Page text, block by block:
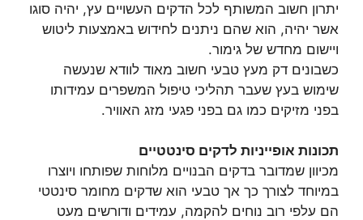
יתרון חשוב המשותף לכל הדקים העשויים עץ, יהיה סוגו
אשר יהיה, הוא שהם ניתנים לחידוש באמצעות ליטוש
ויישום מחדש של גימור.
כשבונים דק מעץ טבעי חשוב מאוד לוודא שנעשה
שימוש בעץ שעבר תהליכי טיפול המשפרים עמידותו
בפני מזיקים כמו גם בפני פגעי מזג האוויר.
תכונות אופייניות לדקים סינטטיים
מכיוון שמדובר בדקים הבנויים מלוחות שפותחו ויוצרו
במיוחד לצורך כך אך טבעי הוא שדקים מחומר סינטטי
הם עלפי רוב נוחים להקמה, עמידים ודורשים מעט